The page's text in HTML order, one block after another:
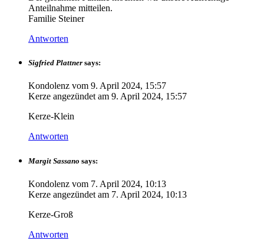
Anteilnahme mitteilen.
Familie Steiner
Antworten
Sigfried Plattner says:
Kondolenz vom 9. April 2024, 15:57
Kerze angezündet am 9. April 2024, 15:57
Kerze-Klein
Antworten
Margit Sassano says:
Kondolenz vom 7. April 2024, 10:13
Kerze angezündet am 7. April 2024, 10:13
Kerze-Groß
Antworten